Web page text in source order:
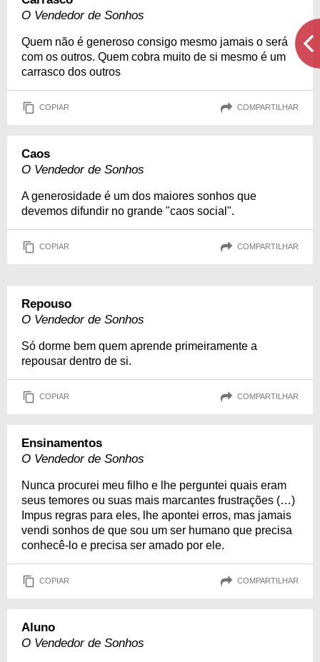
O Vendedor de Sonhos
Quem não é generoso consigo mesmo jamais o será
com os outros. Quem cobra muito de si mesmo é um
carrasco dos outros
COPIAR COMPARTILHAR
Caos
O Vendedor de Sonhos
A generosidade é um dos maiores sonhos que
devemos difundir no grande "caos social".
COPIAR COMPARTILHAR
Repouso
O Vendedor de Sonhos
Só dorme bem quem aprende primeiramente a
repousar dentro de si.
COPIAR COMPARTILHAR
Ensinamentos
O Vendedor de Sonhos
Nunca procurei meu filho e lhe perguntei quais eram
seus temores ou suas mais marcantes frustrações (…)
Impus regras para eles, lhe apontei erros, mas jamais
vendi sonhos de que sou um ser humano que precisa
conhecê-lo e precisa ser amado por ele.
COPIAR COMPARTILHAR
Aluno
O Vendedor de Sonhos